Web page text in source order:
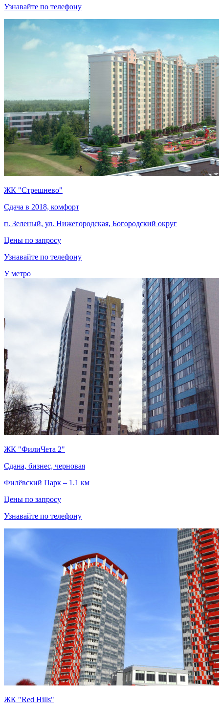
Узнавайте по телефону
ЖК "Стрешнево"
Сдача в 2018, комфорт
п. Зеленый, ул. Нижегородская, Богородский округ
Цены по запросу
Узнавайте по телефону
У метро
ЖК "ФилиЧета 2"
Сдана, бизнес, черновая
Филёвский Парк – 1.1 км
Цены по запросу
Узнавайте по телефону
ЖК "Red Hills"